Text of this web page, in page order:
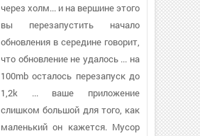
через холм... и на вершине этого
вы перезапустить начало
обновления в середине говорит,
что обновление не удалось ... на
100mb осталось перезапуск до
1,2k ... ваше приложение
слишком большой для того, как
маленький он кажется. Мусор